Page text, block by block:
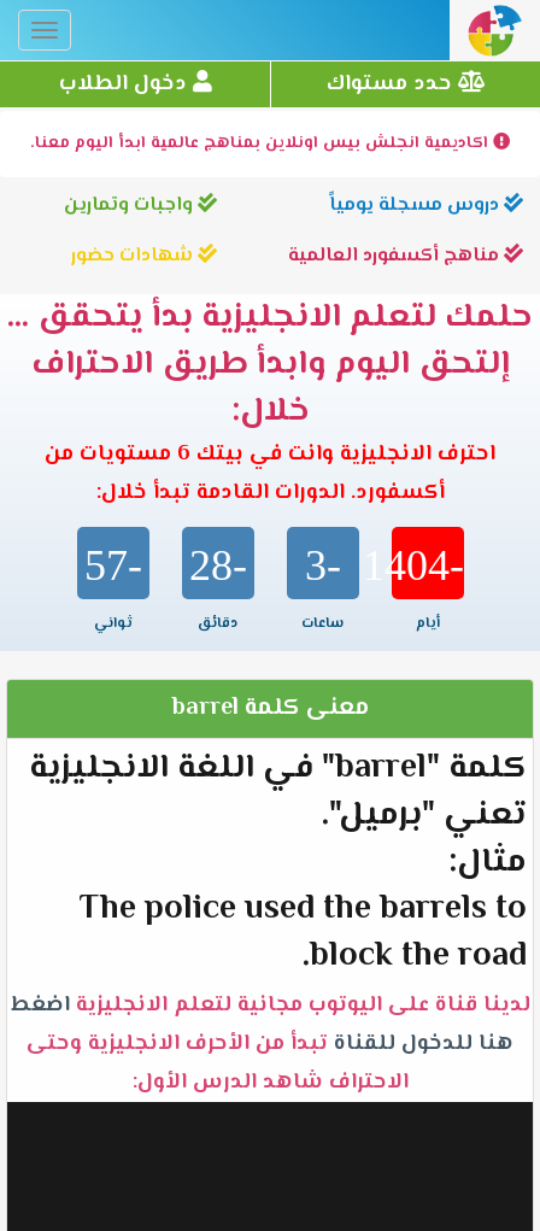
حدد مستواك دخول الطلاب
اكاديمية انجلش بيس اونلاين بمناهج عالمية ابدأ اليوم معنا.
دروس مسجلة يومياً
واجبات وتمارين
مناهج أكسفورد العالمية
شهادات حضور
حلمك لتعلم الانجليزية بدأ يتحقق ...
إلتحق اليوم وابدأ طريق الاحتراف
خلال:
احترف الانجليزية وانت في بيتك 6 مستويات من
أكسفورد. الدورات القادمة تبدأ خلال:
-1404
أيام
-3
ساعات
-28
دقائق
-57
ثواني
معنى كلمة barrel
كلمة "barrel" في اللغة الانجليزية
تعني "برميل".
مثال:
The police used the barrels to
block the road.
لدينا قناة على اليوتوب مجانية لتعلم الانجليزية اضغط
هنا للدخول للقناةتبدأ من الأحرف الانجليزية وحتى
الاحتراف شاهد الدرس الأول: